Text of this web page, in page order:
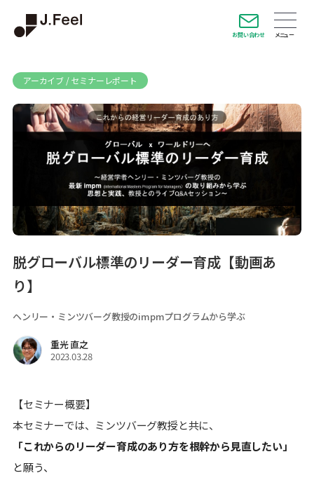
お問い合わせ
アーカイブ / セミナーレポート
脱グローバル標準のリーダー育成【動画あ
り】
ヘンリー・ミンツバーグ教授のimpmプログラムから学ぶ
重光 直之
2023.03.28
【セミナー概要】
本セミナーでは、ミンツバーグ教授と共に、
「これからのリーダー育成のあり方を根幹から見直したい」
と願う、